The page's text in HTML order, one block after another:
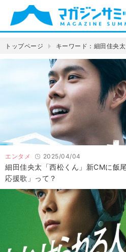
トップページ キーワード：細田佳央太
エンタメ 2025/04/04
細田佳央太「西松くん」新CMに飯
応援歌」って？